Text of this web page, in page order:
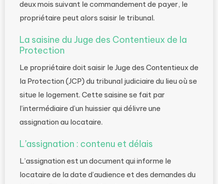
deux mois suivant le commandement de payer, le
propriétaire peut alors saisir le tribunal.
La saisine du Juge des Contentieux de la
Protection
Le propriétaire doit saisir le Juge des Contentieux de
la Protection (JCP) du tribunal judiciaire du lieu où se
situe le logement. Cette saisine se fait par
l’intermédiaire d’un huissier qui délivre une
assignation au locataire.
L’assignation : contenu et délais
L’assignation est un document qui informe le
locataire de la date d’audience et des demandes du